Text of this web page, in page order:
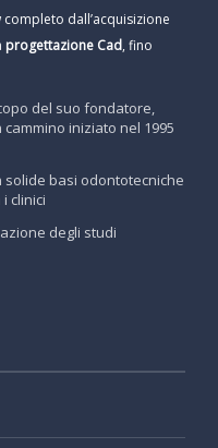
dall’acquisizione
progettazione Cad, fino
del suo fondatore,
iniziato nel 1995
basi odontotecniche
clinici
degli studi